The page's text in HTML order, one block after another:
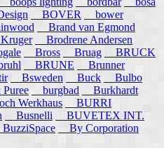
BOVER
bower
Brand van Egmond
Brodrene Andersen
Bross Bruag
BRUCK
BRUNE
Brunner
Bsweden Buck
Bulbo
burgbad
Burkhardt
Werkhaus
BURRI
Busnelli
BUVETEX INT.
By Corporation